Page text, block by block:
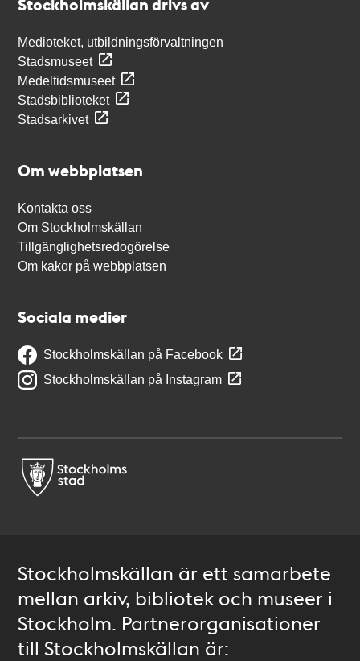
Stockholmskällan drivs av
Medioteket, utbildningsförvaltningen
Stadsmuseet
Medeltidsmuseet
Stadsbiblioteket
Stadsarkivet
Om webbplatsen
Kontakta oss
Om Stockholmskällan
Tillgänglighetsredogörelse
Om kakor på webbplatsen
Sociala medier
Stockholmskällan på Facebook
Stockholmskällan på Instagram
Stockholmskällan är ett samarbete
mellan arkiv, bibliotek och museer i
Stockholm. Partnerorganisationer
till Stockholmskällan är: